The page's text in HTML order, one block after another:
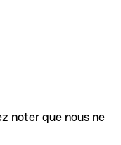
noter que nous ne